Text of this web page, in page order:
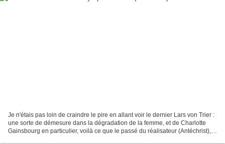
Je n'étais pas loin de craindre le pire en allant voir le dernier Lars von Trier :
une sorte de démesure dans la dégradation de la femme, et de Charlotte
Gainsbourg en particulier, voilà ce que le passé du réalisateur (Antéchrist),